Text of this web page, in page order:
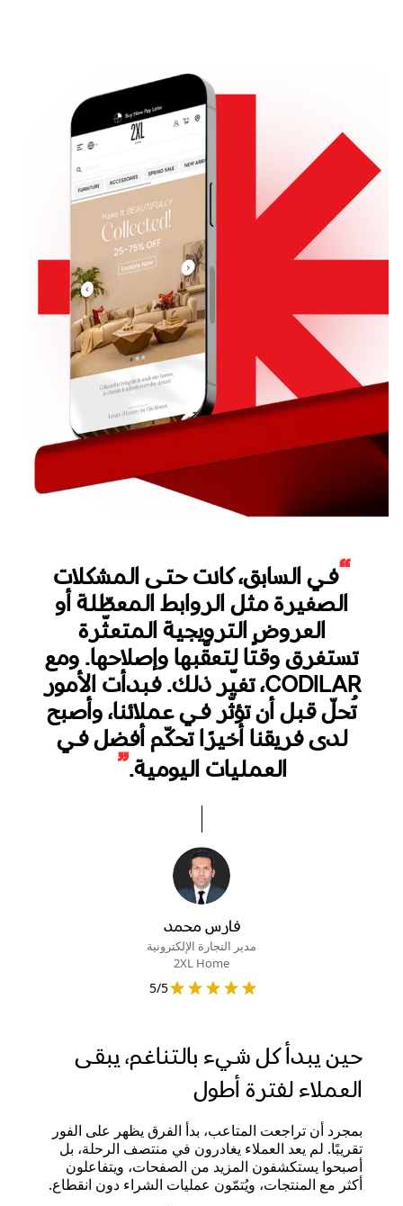
“في السابق، كانت حتى المشكلات
الصغيرة مثل الروابط المعطّلة أو
العروض الترويجية المتعثّرة
تستغرق وقتًا لتعقّبها وإصلاحها. ومع
CODILAR، تغيّر ذلك. فبدأت الأمور
تُحلّ قبل أن تؤثّر في عملائنا، وأصبح
لدى فريقنا أخيرًا تحكّم أفضل في
العمليات اليومية.”
فارس محمد
مدير التجارة الإلكترونية
2XL Home
5/5
حين يبدأ كل شيء بالتناغم، يبقى
العملاء لفترة أطول
بمجرد أن تراجعت المتاعب، بدأ الفرق يظهر على الفور
تقريبًا. لم يعد العملاء يغادرون في منتصف الرحلة، بل
أصبحوا يستكشفون المزيد من الصفحات، ويتفاعلون
أكثر مع المنتجات، ويُتمّون عمليات الشراء دون انقطاع.